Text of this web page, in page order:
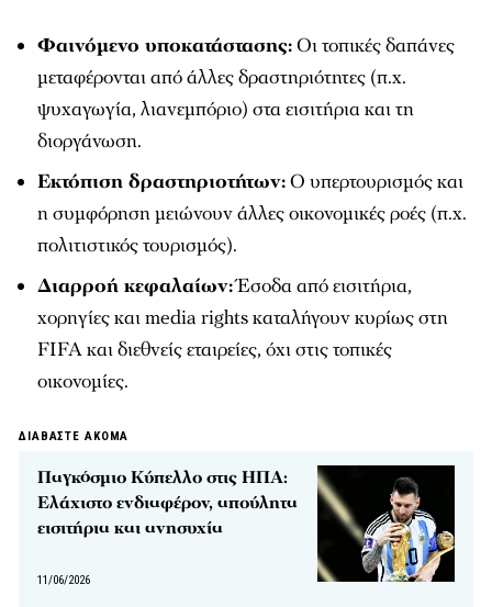
Φαινόμενο υποκατάστασης:Οι τοπικές δαπάνες
μεταφέρονται από άλλες δραστηριότητες (π.χ.
ψυχαγωγία, λιανεμπόριο) στα εισιτήρια και τη
διοργάνωση.
Εκτόπιση δραστηριοτήτων:Ο υπερτουρισμός και
η συμφόρηση μειώνουν άλλες οικονομικές ροές (π.χ.
πολιτιστικός τουρισμός).
Διαρροή κεφαλαίων:Έσοδα από εισιτήρια,
χορηγίες και media rights καταλήγουν κυρίως στη
FIFA και διεθνείς εταιρείες, όχι στις τοπικές
οικονομίες.
ΔΙΑΒΑΣΤΕ ΑΚΟΜΑ
Παγκόσμιο Κύπελλο στις ΗΠΑ:
Ελάχιστο ενδιαφέρον, απούλητα
εισιτήρια και ανησυχία
11/06/2026